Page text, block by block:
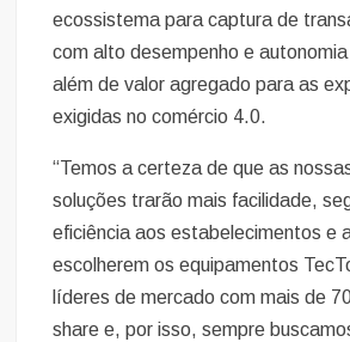
ecossistema para captura de
com alto desempenho e
além de valor agregado para as
exigidas no comércio 4.0.
“Temos a certeza de que as
soluções trarão mais facilidade,
eficiência aos estabelecimentos e
escolherem os equipamentos
líderes de mercado com mais de
share e, por isso, sempre